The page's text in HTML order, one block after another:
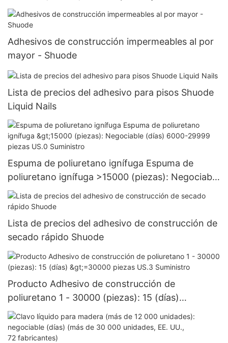
Adhesivos de construcción impermeables al por
mayor - Shuode
Lista de precios del adhesivo para pisos Shuode
Liquid Nails
Espuma de poliuretano ignífuga Espuma de
poliuretano ignífuga >15000 (piezas): Negociable
(días) 6000-29999 piezas US.0 Suministro
Lista de precios del adhesivo de construcción de
secado rápido Shuode
Producto Adhesivo de construcción de
poliuretano 1 - 30000 (piezas): 15 (días)
>=30000 piezas US.3 Suministro